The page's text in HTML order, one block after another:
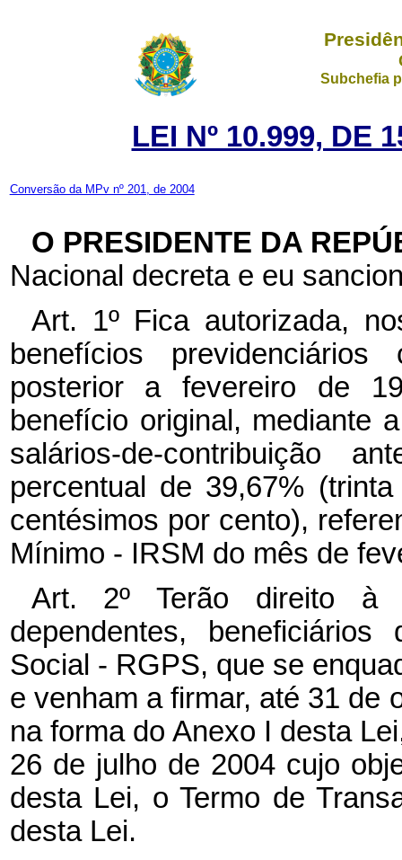
Subchefia
LEI Nº 10.999, DE
Conversão da MPv nº 201, de 2004
O PRESIDENTE DA
Nacional decreta e eu
Art. 1º Fica autorizada,
benefícios
posterior a fevereiro de
benefício original, mediante
salários-de-contribuição
percentual de 39,67%
centésimos por cento),
Mínimo - IRSM do mês de
Art. 2º Terão direito à
dependentes,
Social - RGPS, que se
e venham a firmar, até 31 de
na forma do Anexo I desta
26 de julho de 2004 cujo
desta Lei, o Termo de
desta Lei.